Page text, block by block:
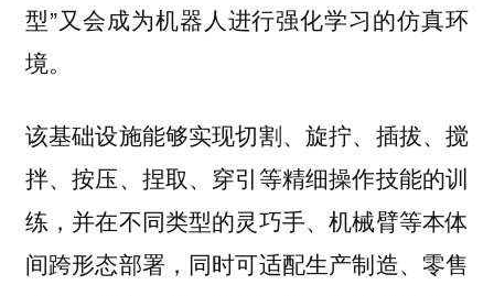
型”又会成为机器人进行强化学习的仿真环
境。
该基础设施能够实现切割、旋拧、插拔、搅
拌、按压、捏取、穿引等精细操作技能的训
练，并在不同类型的灵巧手、机械臂等本体
间跨形态部署，同时可适配生产制造、零售